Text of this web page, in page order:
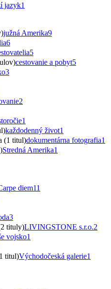
jazyk1
južná Amerika9
6
5
cestovanie a pobyt5
3
2
1
každodenný život1
(1 titul)dokumentárna fotografia1
Stredná Amerika1
diem11
3
tituly)LIVINGSTONE s.r.o.2
vojsko1
titul)Východočeská galerie1